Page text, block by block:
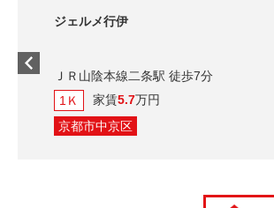
ジェルメ行伊
ＪＲ山陰本線二条駅 徒歩7分
1Ｋ
家賃5.7万円
京都市中京区